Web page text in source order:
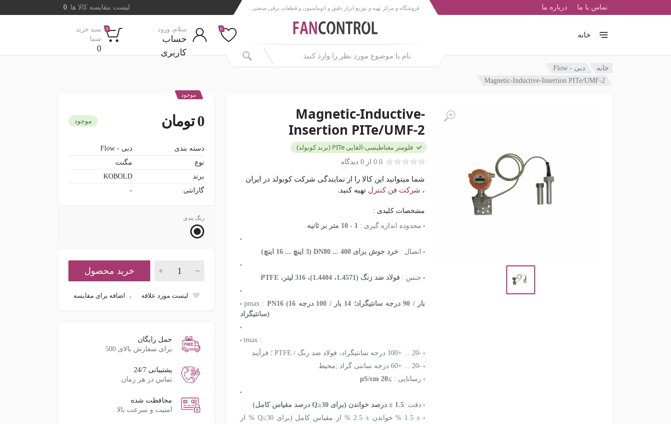
تماس با ما درباره ما لیست مقایسه کالا ها: 0
خانه
فروشگاه و مرکز تهیه و توزیع ابزار دقیق و اتوماسیون و قطعات برقی صنعتی
0 سلام، ورود
حساب
کاربری
0
سبد خرید
شما
0
خانه
دبی - Flow
Magnetic-Inductive-Insertion PITe/UMF-2
Magnetic-Inductive-
Insertion PITe/UMF-2
0.0 از 0 دیدگاه
فلومتر مغناطیسی-القایی PITe (برند کوبولد)
شما میتوانید این کالا را از نمایندگی شرکت کوبولد در ایران
، شرکت فن کنترل تهیه کنید.
مشخصات کلیدی :
محدوده اندازه گیری :
اتصال : خرد جوش برای DN80 ... 400 (3 اینچ ... 16 اینچ)
جنس : فولاد ضد زنگ (1.4571، 1.4404)، 316 لیتر، PTFE
pmax : PN16 (16 بار / 90 درجه سانتیگراد؛ 14 بار / 100 درجه
سانتیگراد)
tmax :
-20 ... +100 درجه سانتیگراد، فولاد ضد زنگ / PTFE ؛ فرآیند
-20 ... +60 درجه سانتی گراد ;محیط
رسانایی : ≥20 µS/cm
دقت :1.5 ± درصد خواندن (برای Q≥30 درصد مقیاس کامل)
± 1.5 % خواندن ± 2.5 % از مقیاس کامل (برای Q≤30 % از
موجود
0 تومان موجود
دسته بندی
دبی - Flow
نوع
مگنت
برند
KOBOLD
گارانتی
-
رنگ بندی
خرید محصول
لیست مورد علاقه اضافه برای مقایسه
حمل رایگان
برای سفارش بالای 500
پشتیبانی 24/7
تماس در هر زمان
محافظت شده
امنیت و سرعت بالا